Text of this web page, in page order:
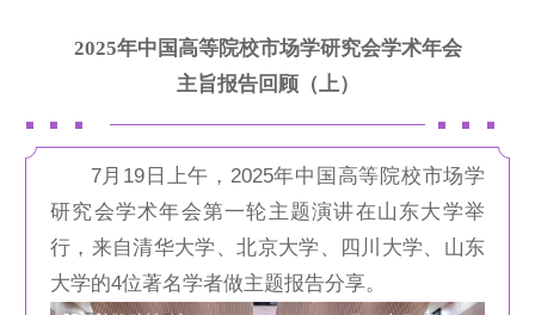
2025年中国高等院校市场学研究会学术年会
主旨报告回顾（上）
7月19日上午，2025年中国高等院校市场学
研究会学术年会第一轮主题演讲在山东大学举
行，来自清华大学、北京大学、四川大学、山东
大学的4位著名学者做主题报告分享。